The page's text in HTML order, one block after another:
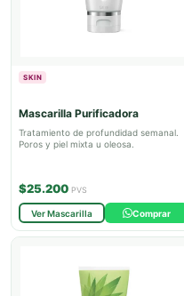
SKIN
Mascarilla Purificadora
Tratamiento de profundidad semanal.
Poros y piel mixta u oleosa.
$25.200 PVS
Ver Mascarilla Comprar